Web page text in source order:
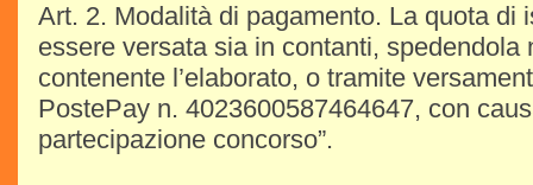
Art. 2. Modalità di pagamento. La quota di
essere versata sia in contanti, spedendola
contenente l’elaborato, o tramite
PostePay n. 4023600587464647, con
partecipazione concorso”.